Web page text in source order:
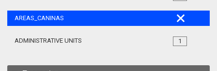
AREAS_CANINAS
1
ADMINISTRATIVE UNITS